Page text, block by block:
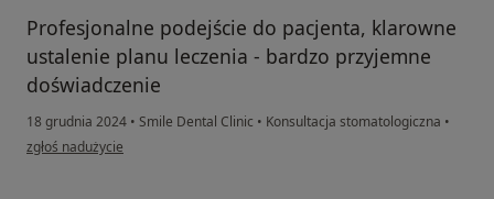
Profesjonalne podejście do pacjenta, klarowne
ustalenie planu leczenia - bardzo przyjemne
doświadczenie
18 grudnia 2024 • Smile Dental Clinic • Konsultacja stomatologiczna •
w opinii użytkownika Jakub
zgłoś nadużycie